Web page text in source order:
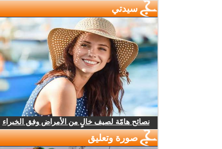
سيدتي
نصائح هامّة لصيف خالٍ من الأمراض وفق الخبراء
صورة وتعليق